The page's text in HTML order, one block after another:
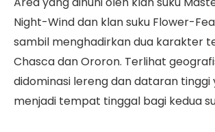
Night-Wind dan klan suku Flower-
sambil menghadirkan dua karakter
Chasca dan Ororon. Terlihat
didominasi lereng dan dataran
menjadi tempat tinggal bagi kedua